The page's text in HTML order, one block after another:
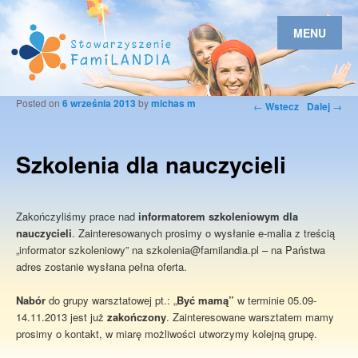
MENU
Nawigacja po
← Wstecz Dalej →
Szkolenia dla nauczycieli
Posted on 6 września 2013 bymichas m
Zakończyliśmy prace nad informatorem szkoleniowym dla
nauczycieli. Zainteresowanych prosimy o wysłanie e-malia z treścią
„informator szkoleniowy” na szkolenia@familandia.pl – na Państwa
adres zostanie wysłana pełna oferta.
Nabór do grupy warsztatowej pt.: „Być mamą” w terminie 05.09-
14.11.2013 jest już zakończony. Zainteresowane warsztatem mamy
prosimy o kontakt, w miarę możliwości utworzymy kolejną grupę.